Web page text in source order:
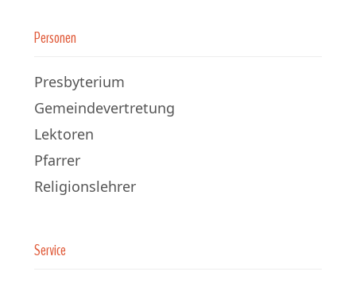
Personen
Presbyterium
Gemeindevertretung
Lektoren
Pfarrer
Religionslehrer
Service